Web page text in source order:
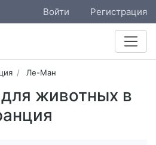
Войти Регистрация
Ле-Ман
животных в